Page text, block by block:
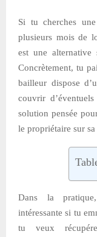
Si tu cherches
plusieurs mois de
est une alternative
Concrètement, tu
bailleur dispose
couvrir
solution pensée
le propriétaire sur
Dans la
intéressante si tu
tu veux